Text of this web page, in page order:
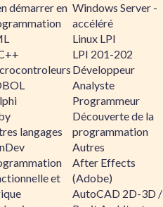
démarrer en
langages
et
Windows Server -
accéléré
Linux LPI
LPI 201-202
Développeur
Analyste
Programmeur
Découverte de la
programmation
Autres
After Effects
(Adobe)
AutoCAD 2D-3D /